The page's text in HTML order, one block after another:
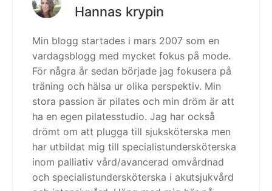
Hannas krypin
Min blogg startades i mars 2007 som en
vardagsblogg med mycket fokus på mode.
För några år sedan började jag fokusera på
träning och hälsa ur olika perspektiv. Min
stora passion är pilates och min dröm är att
ha en egen pilatesstudio. Jag har också
drömt om att plugga till sjuksköterska men
har utbildat mig till specialistundersköterska
inom palliativ vård/avancerad omvårdnad
och specialistundersköterska i akutsjukvård